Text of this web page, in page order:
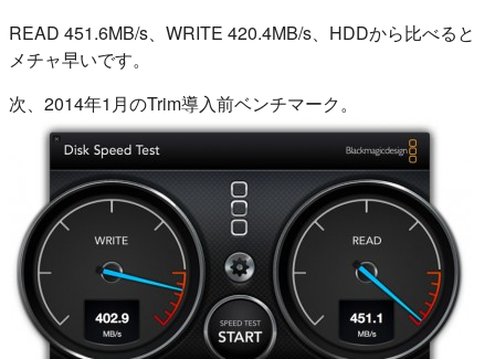
READ 451.6MB/s、WRITE 420.4MB/s、HDDから比べると
メチャ早いです。
次、2014年1月のTrim導入前ベンチマーク。